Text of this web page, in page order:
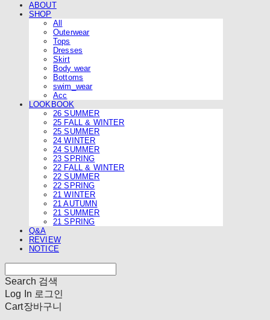
ABOUT
SHOP
All
Outerwear
Tops
Dresses
Skirt
Body wear
Bottoms
swim_wear
Acc
LOOKBOOK
26 SUMMER
25 FALL & WINTER
25 SUMMER
24 WINTER
24 SUMMER
23 SPRING
22 FALL & WINTER
22 SUMMER
22 SPRING
21 WINTER
21 AUTUMN
21 SUMMER
21 SPRING
Q&A
REVIEW
NOTICE
Search 검색
Log In 로그인
Cart장바구니